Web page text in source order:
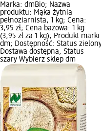
Marka: dmBio; Nazwa
produktu: Mąka żytnia
pełnoziarnista, 1 kg; Cena:
3,95 zł; Cena bazowa: 1 kg
(3,95 zł za 1 kg); Produkt marki
dm; Dostępność: Status
Dostawa dostępna, Status
szary Wybierz sklep dm